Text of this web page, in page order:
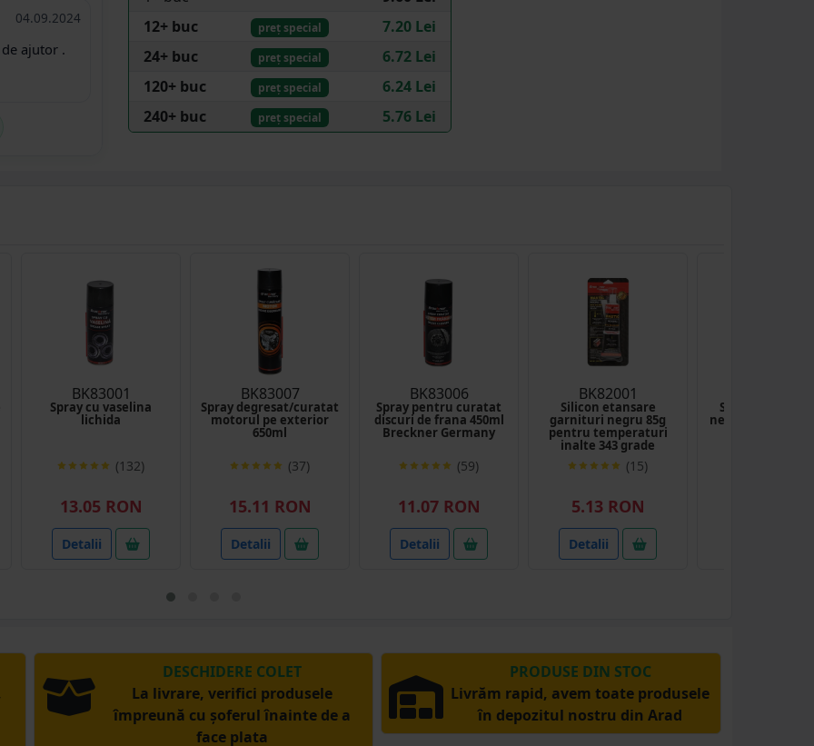
04.09.2024
ajutor .
12+ buc
preț special
7.20 Lei
24+ buc
preț special
6.72 Lei
120+ buc
preț special
6.24 Lei
240+ buc
preț special 5.76 Lei
BK83001
Spray cu vaselina
lichida
(132)
13.05 RON
Detalii
BK83007
Spray degresat/curatat
motorul pe exterior
650ml
(37)
15.11 RON
Detalii
BK83006
Spray pentru curatat
discuri de frana 450ml
Breckner Germany
(59)
11.07 RON
Detalii
BK82001
Silicon etansare
garnituri negru 85g
pentru temperaturi
inalte 343 grade
(15)
5.13 RON
Detalii
Spray vopsea
negru lucios 039
DESCHIDERE COLET
La livrare, verifici produsele
împreună cu șoferul înainte de a
face plata
PRODUSE DIN STOC
Livrăm rapid, avem toate produsele
în depozitul nostru din Arad